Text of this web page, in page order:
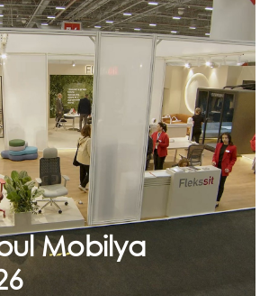
Mobilya
Şubat 09, 2026
İstanbul Mobilya Fuarı
2026
ziyaret eden tüm konuklarımıza
teşekkür ederiz.